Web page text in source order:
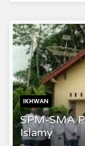
IKHWAN
SPM-SMA
Islamy